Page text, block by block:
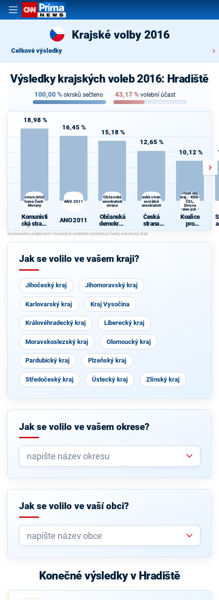
Krajské volby 2016
Celkové výsledky
Výsledky krajských voleb 2016: Hradiště
100,00% okrsků sečteno 43,17% volební účast
18,98 %
Komunistická
strana Čech a
Moravy
Komunisti
cká strana
Čech a
Moravy
16,45 %
ANO 2011
ANO 2011
15,18 %
Občanská
demokratická
strana
Občanská
demokrati
cká strana
12,65 %
Česká strana
sociálně
demokratická
Česká
strana
sociálně
demokrati
cká
10,12 %
Plzeňský
kraj - KDU-
ČSL,
Strana
zelených a
hnutí
Nestraníci
Koalice
pro
Plzeňský
KDU-ČSL,
Jak se volilo ve vašem kraji?
Jihočeský kraj Jihomoravský kraj
Karlovarský kraj Kraj Vysočina
Královéhradecký kraj Liberecký kraj
Moravskoslezský kraj Olomoucký kraj
Pardubický kraj Plzeňský kraj
Středočeský kraj Ústecký kraj Zlínský kraj
Jak se volilo ve vašem okrese?
Jak se volilo ve vaší obci?
Konečné výsledky v Hradiště